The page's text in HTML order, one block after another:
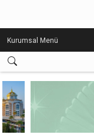
Kurumsal Menü